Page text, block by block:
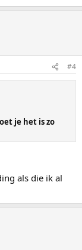
#4
je het is zo
als die ik al